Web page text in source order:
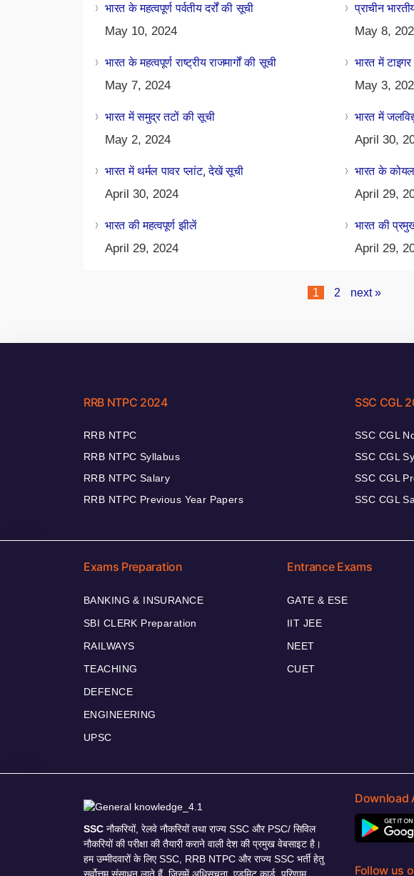
भारत के महत्वपूर्ण पर्वतीय दर्रों की सूची
May 10, 2024
प्राचीन
May 8,
भारत के महत्वपूर्ण राष्ट्रीय राजमार्गों की सूची
May 7, 2024
भारत में
May 3,
भारत में समुद्र तटों की सूची
May 2, 2024
भारत में
April 30,
भारत में थर्मल पावर प्लांट, देखें सूची
April 30, 2024
भारत के
April 29,
भारत की महत्वपूर्ण झीलें
April 29, 2024
भारत की
April 29,
1 2 next »
RRB NTPC 2024
RRB NTPC
RRB NTPC Syllabus
RRB NTPC Salary
RRB NTPC Previous Year Papers
SSC CGL
SSC CGL
SSC CGL
SSC CGL
SSC CGL
Exams Preparation
BANKING & INSURANCE
SBI CLERK Preparation
RAILWAYS
TEACHING
DEFENCE
ENGINEERING
UPSC
Entrance Exams
GATE & ESE
IIT JEE
NEET
CUET
SSC नौकरियों, रेलवे नौकरियों तथा राज्य SSC और PSC/ सिविल
नौकरियों की परीक्षा की तैयारी कराने वाली देश की प्रमुख वेबसाइट है।
हम उम्मीदवारों के लिए SSC, RRB NTPC और राज्य SSC भर्ती हेतु
सर्वोत्तम संसाधन लाते हैं, जिसमें अधिसूचना, एडमिट कार्ड, परिणाम,
Download
Follow us